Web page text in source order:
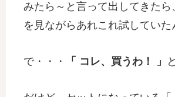
みたら～と言って出してきたら
を見ながらあれこれ試していた
で・・・ 「 コレ、買うわ！ 」